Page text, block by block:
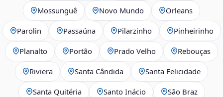
Mossunguê Novo Mundo Orleans
Parolin Passaúna Pilarzinho Pinheirinho
Planalto Portão Prado Velho Rebouças
Riviera Santa Cândida Santa Felicidade
Santa Quitéria Santo Inácio São Braz